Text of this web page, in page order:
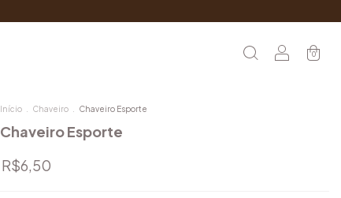
0
Início Chaveiro Chaveiro Esporte
Chaveiro Esporte
R$6,50